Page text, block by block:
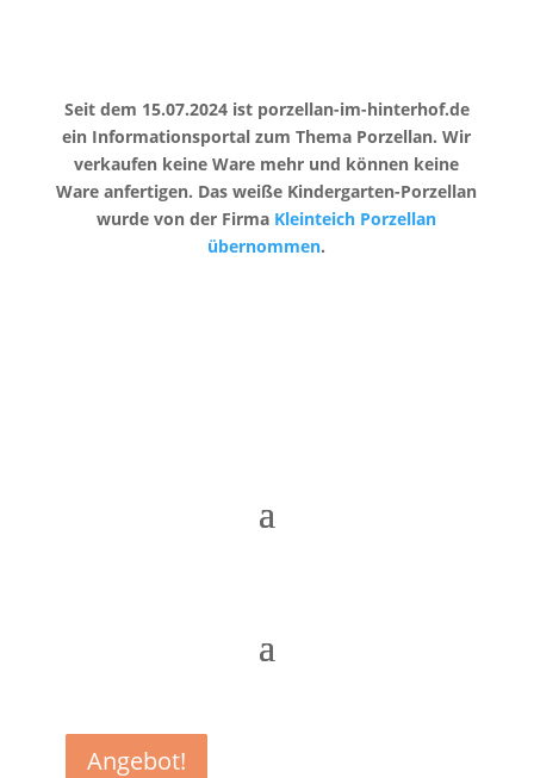
Seit dem 15.07.2024 ist porzellan-im-hinterhof.de
ein Informationsportal zum Thema Porzellan. Wir
verkaufen keine Ware mehr und können keine
Ware anfertigen. Das weiße Kindergarten-Porzellan
wurde von der Firma Kleinteich Porzellan
übernommen.
Angebot!
Angebot!
Angebot!
Angebot!